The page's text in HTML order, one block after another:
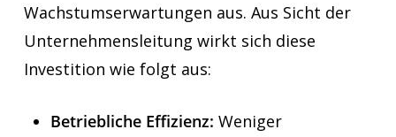
Wachstumserwartungen aus. Aus Sicht der
Unternehmensleitung wirkt sich diese
Investition wie folgt aus:
Betriebliche Effizienz: Weniger